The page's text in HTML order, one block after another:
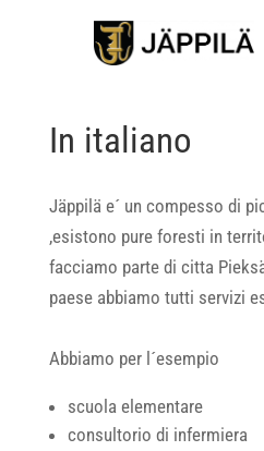
In italiano
Jäppilä e´ un compesso di
,esistono pure foresti in
facciamo parte di citta
paese abbiamo tutti servizi
Abbiamo per l´esempio
scuola elementare
consultorio di infermiera